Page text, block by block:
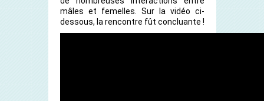
mâles et femelles. Sur la vidéo ci-
dessous, la rencontre fût concluante !